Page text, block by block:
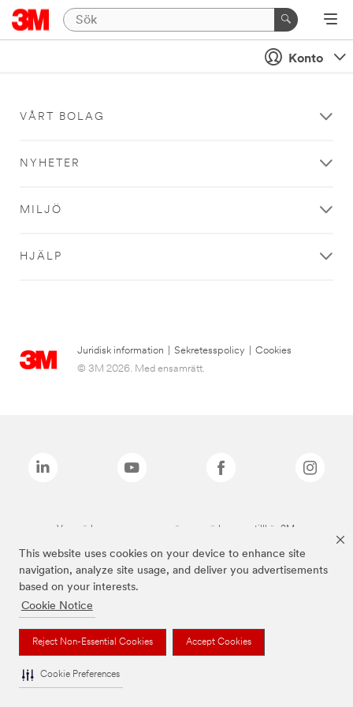
This website uses cookies on your device to enhance site
navigation, analyze site usage, and deliver you advertisements
based on your interests.
Cookie Notice
Reject Non-Essential Cookies Accept Cookies
Cookie Preferences
Konto
VÅRT BOLAG
NYHETER
MILJÖ
HJÄLP
Juridisk information Sekretesspolicy
Cookies
© 3M 2026. Med ensamrätt.
Varumärken som anges ovan är varumärken som tillhör 3M.